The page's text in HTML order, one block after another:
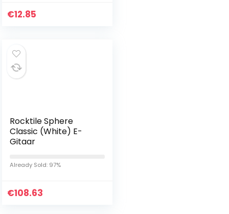
€12.85
Rocktile Sphere
Classic (White) E-
Gitaar
Already Sold: 97%
€108.63